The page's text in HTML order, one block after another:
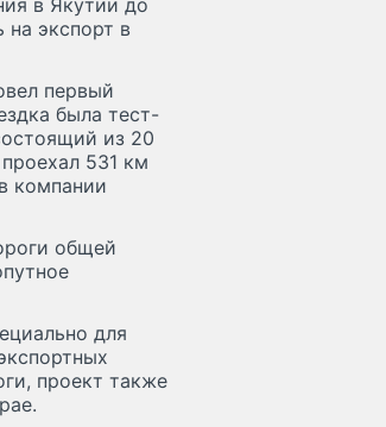
в Якутии до
на экспорт в
первый
была тест-
из 20
531 км
компании
общей
для
проект также